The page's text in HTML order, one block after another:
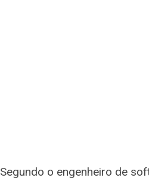
Segundo o engenheiro de